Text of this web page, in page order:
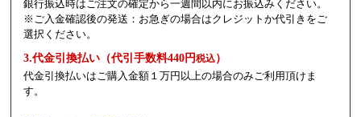
銀行振込時はご注文の確定から一週間以内にお振込みください。
※ご入金確認後の発送：お急ぎの場合はクレジットか代引きをご
選択ください。
3.代金引換払い（代引手数料440円税込）
代金引換払いはご購入金額１万円以上の場合のみご利用頂けま
す。